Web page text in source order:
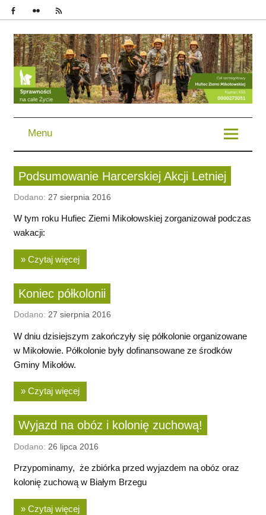
im. Bohaterów Powstań Śląskich | Chorągiew Śląska | ZHP
Menu
Podsumowanie Harcerskiej Akcji Letniej
Dodano: 27 sierpnia 2016
W tym roku Hufiec Ziemi Mikołowskiej zorganizował podczas
wakacji:
» Czytaj więcej
Koniec półkolonii
Dodano: 27 sierpnia 2016
W dniu dzisiejszym zakończyły się półkolonie organizowane
w Mikołowie. Półkolonie były dofinansowane ze środków
Gminy Mikołów.
» Czytaj więcej
Wyjazd na obóz i kolonię zuchową!
Dodano: 26 lipca 2016
Przypominamy, że zbiórka przed wyjazdem na obóz oraz
kolonię zuchową w Białym Brzegu
» Czytaj więcej